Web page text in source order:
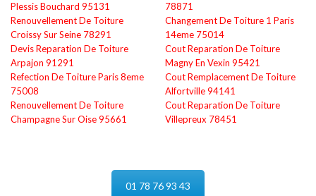
Plessis Bouchard 95131
Renouvellement De Toiture
Croissy Sur Seine 78291
Devis Reparation De Toiture
Arpajon 91291
Refection De Toiture Paris 8eme
75008
Renouvellement De Toiture
Champagne Sur Oise 95661
78871
Changement De Toiture 1 Paris
14eme 75014
Cout Reparation De Toiture
Magny En Vexin 95421
Cout Remplacement De Toiture
Alfortville 94141
Cout Reparation De Toiture
Villepreux 78451
01 78 76 93 43